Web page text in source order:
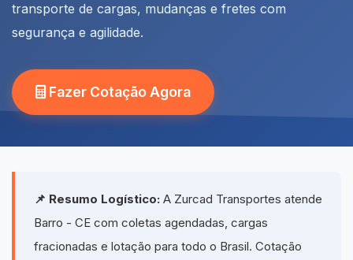
transporte de cargas, mudanças e fretes com
segurança e agilidade.
Fazer Cotação Agora
📌 Resumo Logístico: A Zurcad Transportes atende
Barro - CE com coletas agendadas, cargas
fracionadas e lotação para todo o Brasil. Cotação